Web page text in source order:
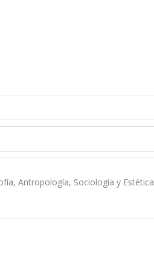
Antropología, Sociología y Estética